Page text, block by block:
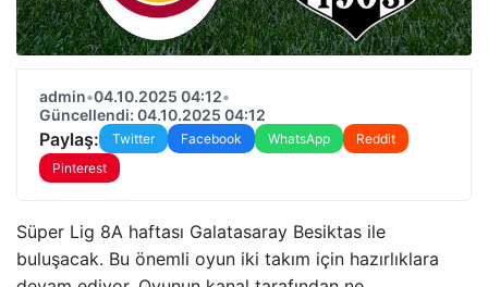
admin•04.10.2025 04:12•
Güncellendi: 04.10.2025 04:12
Paylaş: Twitter Facebook WhatsApp
Reddit
Pinterest
Süper Lig 8A haftası Galatasaray Besiktas ile
buluşacak. Bu önemli oyun iki takım için hazırlıklara